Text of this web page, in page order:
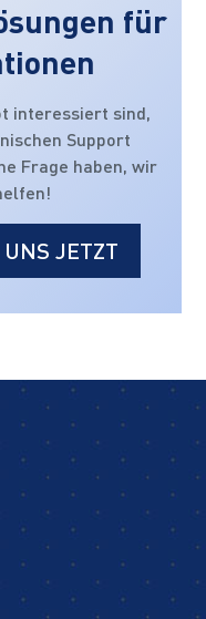
für
interessiert sind,
Support
Frage haben, wir
JETZT